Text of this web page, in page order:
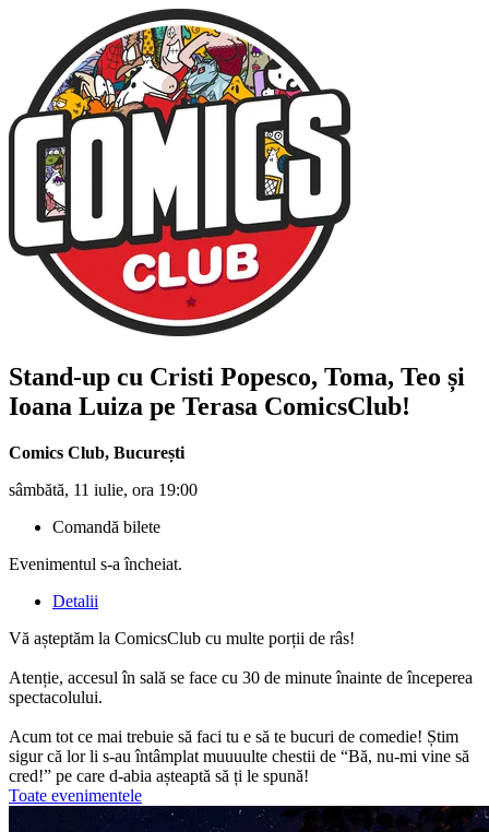
Stand-up cu Cristi Popesco, Toma, Teo și
Ioana Luiza pe Terasa ComicsClub!
Comics Club, București
sâmbătă, 11 iulie, ora 19:00
Comandă bilete
Evenimentul s-a încheiat.
Detalii
Vă așteptăm la ComicsClub cu multe porții de râs!
Atenție, accesul în sală se face cu 30 de minute înainte de începerea
spectacolului.
Acum tot ce mai trebuie să faci tu e să te bucuri de comedie! Știm
sigur că lor li s-au întâmplat muuuulte chestii de “Bă, nu-mi vine să
cred!” pe care d-abia așteaptă să ți le spună!
Toate evenimentele